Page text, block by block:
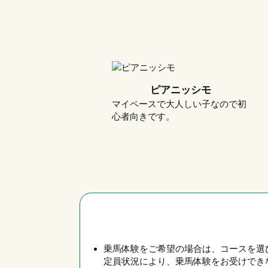
ピアニッシモ
マイペースで大人しい子なので初
心者向きです。
乗馬体験をご希望の場合は、コースを
定員状況により、乗馬体験をお受けで